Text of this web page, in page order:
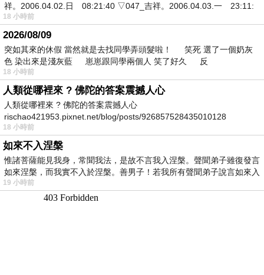
祥。2006.04.02.日 08:21:40 ▽047_吉祥。2006.04.03.一 23:11:
18 小時前
2026/08/09
突如其來的休假 當然就是去找同學弄頭髮啦！ 笑死 選了一個奶灰
色 染出來是淺灰藍 崽崽跟同學兩個人 笑了好久 反
18 小時前
人類從哪裡來 ? 佛陀的答案震撼人心
人類從哪裡來 ? 佛陀的答案震撼人心
rischao421953.pixnet.net/blog/posts/926857528435010128
18 小時前
如來不入涅槃
惟諸菩薩能見我身，常聞我法，是故不言我入涅槃。聲聞弟子雖復發言
如來涅槃，而我實不入於涅槃。善男子！若我所有聲聞弟子說言如來入
19 小時前